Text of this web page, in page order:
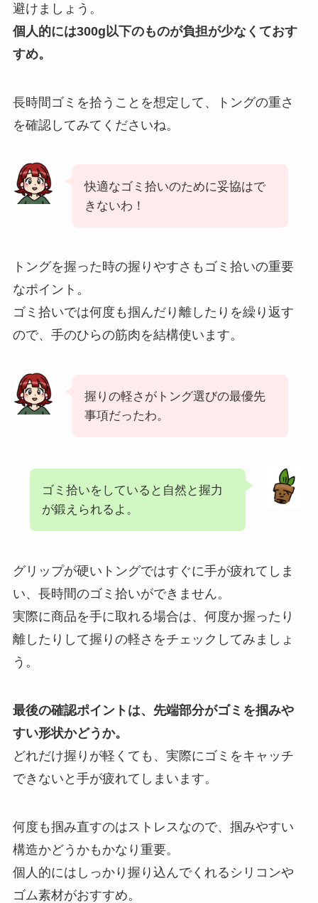
避けましょう。
個人的には300g以下のものが負担が少なくておす
すめ。
長時間ゴミを拾うことを想定して、トングの重さ
を確認してみてくださいね。
快適なゴミ拾いのために妥協はで
きないわ！
トングを握った時の握りやすさもゴミ拾いの重要
なポイント。
ゴミ拾いでは何度も掴んだり離したりを繰り返す
ので、手のひらの筋肉を結構使います。
握りの軽さがトング選びの最優先
事項だったわ。
ゴミ拾いをしていると自然と握力
が鍛えられるよ。
グリップが硬いトングではすぐに手が疲れてしま
い、長時間のゴミ拾いができません。
実際に商品を手に取れる場合は、何度か握ったり
離したりして握りの軽さをチェックしてみましょ
う。
最後の確認ポイントは、先端部分がゴミを掴みや
すい形状かどうか。
どれだけ握りが軽くても、実際にゴミをキャッチ
できないと手が疲れてしまいます。
何度も掴み直すのはストレスなので、掴みやすい
構造かどうかもかなり重要。
個人的にはしっかり握り込んでくれるシリコンや
ゴム素材がおすすめ。